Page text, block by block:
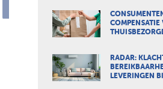
COMPENSATIE
RADAR:
LEVERINGEN